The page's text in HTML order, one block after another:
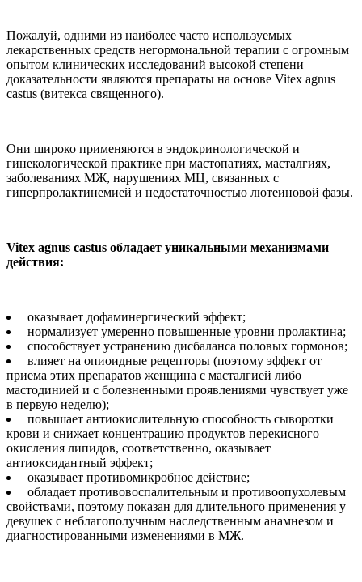
Пожалуй, одними из наиболее часто используемых
лекарственных средств негормональной терапии с огромным
опытом клинических исследований высокой степени
доказательности являются препараты на основе Vitex agnus
castus (витекса священного).
Они широко применяются в эндокринологической и
гинекологической практике при мастопатиях, масталгиях,
заболеваниях МЖ, нарушениях МЦ, связанных с
гиперпролактинемией и недостаточностью лютеиновой фазы.
Vitex agnus castus обладает уникальными механизмами
действия:
оказывает дофаминергический эффект;
нормализует умеренно повышенные уровни пролактина;
способствует устранению дисбаланса половых гормонов;
влияет на опиоидные рецепторы (поэтому эффект от
приема этих препаратов женщина с масталгией либо
мастодинией и с болезненными проявлениями чувствует уже
в первую неделю);
повышает антиокислительную способность сыворотки
крови и снижает концентрацию продуктов перекисного
окисления липидов, соответственно, оказывает
антиоксидантный эффект;
оказывает противомикробное действие;
обладает противовоспалительным и противоопухолевым
свойствами, поэтому показан для длительного применения у
девушек с неблагополучным наследственным анамнезом и
диагностированными изменениями в МЖ.